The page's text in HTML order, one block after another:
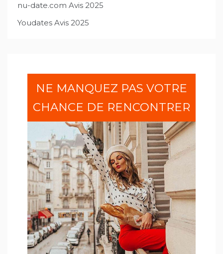
nu-date.com Avis 2025
Youdates Avis 2025
NE MANQUEZ PAS VOTRE
CHANCE DE RENCONTRER